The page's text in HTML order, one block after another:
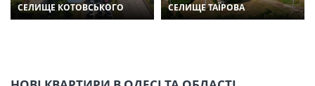
СЕЛИЩЕ КОТОВСЬКОГО СЕЛИЩЕ ТАЇРОВА